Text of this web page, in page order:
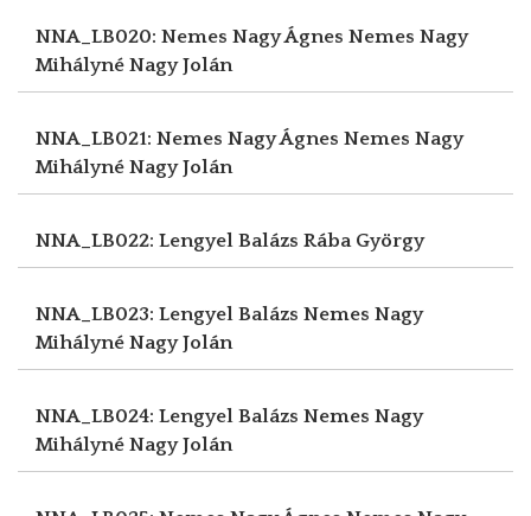
NNA_LB020: Nemes Nagy Ágnes Nemes Nagy
Mihályné Nagy Jolán
NNA_LB021: Nemes Nagy Ágnes Nemes Nagy
Mihályné Nagy Jolán
NNA_LB022: Lengyel Balázs Rába György
NNA_LB023: Lengyel Balázs Nemes Nagy
Mihályné Nagy Jolán
NNA_LB024: Lengyel Balázs Nemes Nagy
Mihályné Nagy Jolán